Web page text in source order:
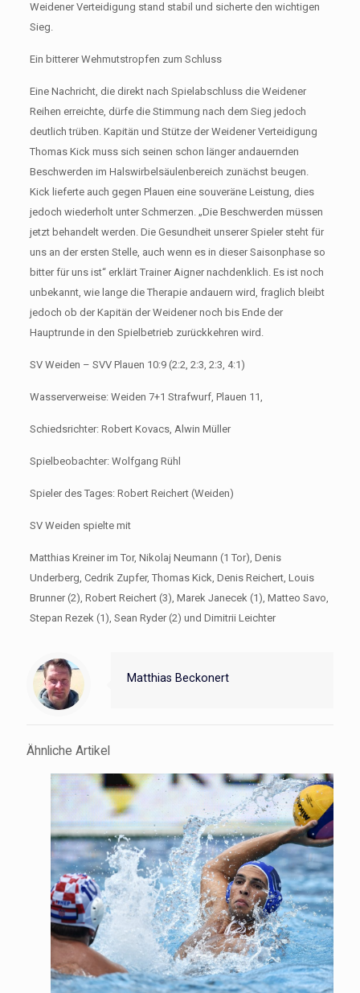
Weidener Verteidigung stand stabil und sicherte den wichtigen
Sieg.
Ein bitterer Wehmutstropfen zum Schluss
Eine Nachricht, die direkt nach Spielabschluss die Weidener
Reihen erreichte, dürfe die Stimmung nach dem Sieg jedoch
deutlich trüben. Kapitän und Stütze der Weidener Verteidigung
Thomas Kick muss sich seinen schon länger andauernden
Beschwerden im Halswirbelsäulenbereich zunächst beugen.
Kick lieferte auch gegen Plauen eine souveräne Leistung, dies
jedoch wiederholt unter Schmerzen. „Die Beschwerden müssen
jetzt behandelt werden. Die Gesundheit unserer Spieler steht für
uns an der ersten Stelle, auch wenn es in dieser Saisonphase so
bitter für uns ist“ erklärt Trainer Aigner nachdenklich. Es ist noch
unbekannt, wie lange die Therapie andauern wird, fraglich bleibt
jedoch ob der Kapitän der Weidener noch bis Ende der
Hauptrunde in den Spielbetrieb zurückkehren wird.
SV Weiden – SVV Plauen 10:9 (2:2, 2:3, 2:3, 4:1)
Wasserverweise: Weiden 7+1 Strafwurf, Plauen 11,
Schiedsrichter: Robert Kovacs, Alwin Müller
Spielbeobachter: Wolfgang Rühl
Spieler des Tages: Robert Reichert (Weiden)
SV Weiden spielte mit
Matthias Kreiner im Tor, Nikolaj Neumann (1 Tor), Denis
Underberg, Cedrik Zupfer, Thomas Kick, Denis Reichert, Louis
Brunner (2), Robert Reichert (3), Marek Janecek (1), Matteo Savo,
Stepan Rezek (1), Sean Ryder (2) und Dimitrii Leichter
Matthias Beckonert
Ähnliche Artikel